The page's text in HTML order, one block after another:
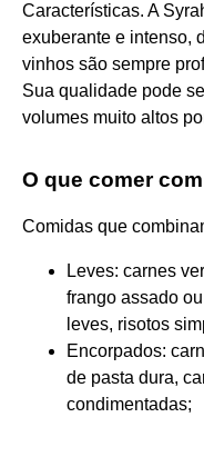
Características. A
exuberante e intenso,
vinhos são sempre
Sua qualidade pode
volumes muito altos
O que comer
Comidas que
Leves: carnes
frango assado
leves, risotos
Encorpados:
de pasta dura,
condimentadas;